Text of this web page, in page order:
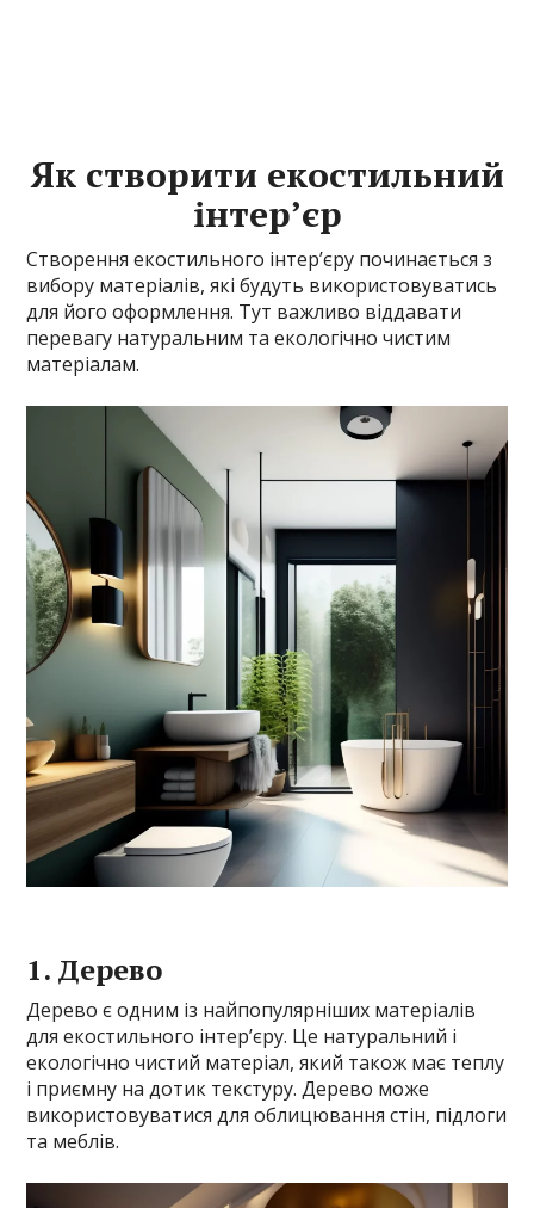
Як створити екостильний
інтер’єр
Створення екостильного інтер’єру починається з
вибору матеріалів, які будуть використовуватись
для його оформлення. Тут важливо віддавати
перевагу натуральним та екологічно чистим
матеріалам.
1. Дерево
Дерево є одним із найпопулярніших матеріалів
для екостильного інтер’єру. Це натуральний і
екологічно чистий матеріал, який також має теплу
і приємну на дотик текстуру. Дерево може
використовуватися для облицювання стін, підлоги
та меблів.